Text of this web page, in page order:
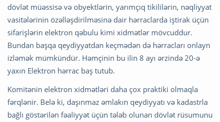
dövlət müəssisə və obyektlərin, yarımçıq tikililərin, nəqliyyat
vasitələrinin özəlləşdirilməsinə dair hərraclarda iştirak üçün
sifarişlərin elektron qəbulu kimi xidmətlər mövcuddur.
Bundan başqa qeydiyyatdan keçmədən də hərracları onlayn
izləmək mümkündür. Həmçinin bu ilin 8 ayı ərzində 20-ə
yaxın Elektron hərrac baş tutub.
Komitənin elektron xidmətləri daha çox praktiki olmaqla
fərqlənir. Belə ki, daşınmaz əmlakın qeydiyyatı və kadastrla
bağlı göstərilən fəaliyyət üçün tələb olunan dövlət rüsumunu